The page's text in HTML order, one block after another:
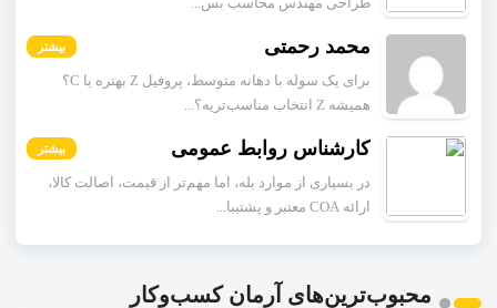
محمد رحمتی بیشتر
برای یک سوله با دهانه متوسط، پروفیل Z بهتره یا C؟
همیشه Z انتخاب مناسب‌تریه؟...
کارشناس روابط عمومی بیشتر
در بسیاری از موارد بله، اما مهم‌تر از قیمت، اصالت کالا،
ارائه COA معتبر و پشتیبا...
محبوب‌ترین‌های آرمان کسب‌وکار